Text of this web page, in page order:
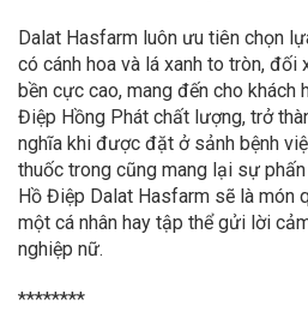
Dalat Hasfarm luôn ưu tiên chọn
có cánh hoa và lá xanh to tròn,
bền cực cao, mang đến cho khách
Điệp Hồng Phát chất lượng, trở
nghĩa khi được đặt ở sảnh bệnh
thuốc trong cũng mang lại sự
Hồ Điệp Dalat Hasfarm sẽ là món
một cá nhân hay tập thể gửi lời
nghiệp nữ.
********